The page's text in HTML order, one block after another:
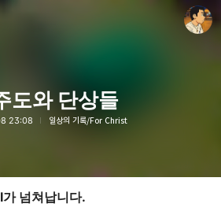
도와 단상들
23:08 일상의 기록/For Christ
넘쳐납니다.
thebravepost.com